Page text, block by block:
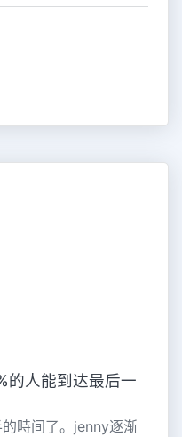
的人能到达最后一
時间了。jenny逐渐